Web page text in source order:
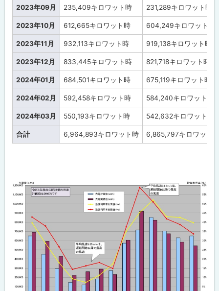
2023年09月 235,409キロワット時 231,289キロワット時
2023年10月 612,665キロワット時 604,249キロワット時
2023年11月 932,113キロワット時 919,138キロワット時
2023年12月 833,445キロワット時 821,718キロワット時
2024年01月 684,501キロワット時 675,119キロワット時
2024年02月 592,458キロワット時 584,240キロワット時
2024年03月 550,193キロワット時 542,632キロワット時
合計 6,964,893キロワット時 6,865,797キロワット